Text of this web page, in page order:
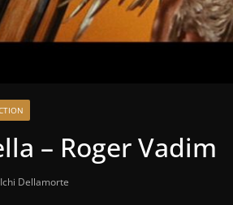
– Roger Vadim
Ichi Dellamorte